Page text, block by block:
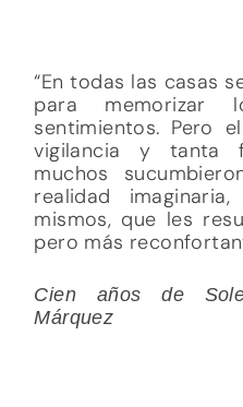
“En todas las casas
para
sentimientos. Pero
vigilancia y tanta
muchos
realidad
mismos, que les
pero más
Cien años de
Márquez